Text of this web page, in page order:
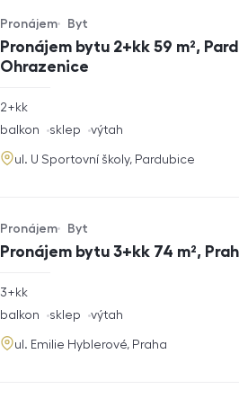
Pronájem bytu 2+kk 59 m²,
Ohrazenice
Typ nabídky
Pronájem
Typ nemovitosti
Byt
rozměry
2+kk
funkce
balkon sklep výtah
adresa
ul. U Sportovní školy, Pardubice
Pronájem bytu 3+kk 74 m²,
Typ nabídky
Pronájem
Typ nemovitosti
Byt
rozměry
3+kk
funkce
balkon sklep výtah
adresa
ul. Emilie Hyblerové, Praha